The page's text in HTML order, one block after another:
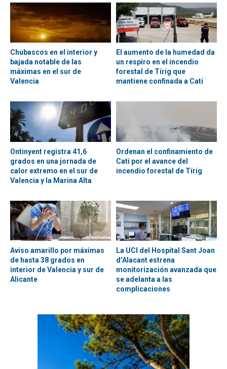
Chubascos en el interior y
bajada notable de las
máximas en el sur de
Valencia
El aumento de la humedad da
un respiro en el incendio
forestal de Tírig que
mantiene confinada a Catí
Ontinyent registra 41,6
grados en una jornada de
calor extremo en el sur de
Valencia y la Marina Alta
Ordenan el confinamiento de
Catí por el avance del
incendio forestal de Tírig
Aviso amarillo por máximas
de hasta 38 grados en
interior de Valencia y sur de
Alicante
La UCI del Hospital Sant Joan
d’Alacant estrena
monitorización avanzada que
se adelanta a las
complicaciones